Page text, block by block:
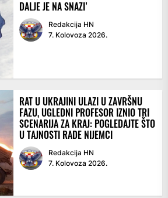
DALJE JE NA SNAZI’
Redakcija HN
7. Kolovoza 2026.
RAT U UKRAJINI ULAZI U ZAVRŠNU
FAZU, UGLEDNI PROFESOR IZNIO TRI
SCENARIJA ZA KRAJ: POGLEDAJTE ŠTO
U TAJNOSTI RADE NIJEMCI
Redakcija HN
7. Kolovoza 2026.